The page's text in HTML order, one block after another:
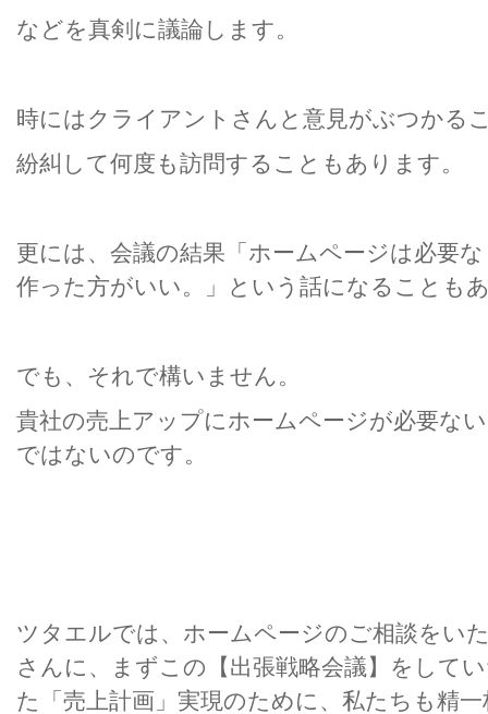
などを真剣に議論します。
時にはクライアントさんと意見がぶつかる
紛糾して何度も訪問することもあります。
更には、会議の結果「ホームページは必要
作った方がいい。」という話になることも
でも、それで構いません。
貴社の売上アップにホームページが必要な
ではないのです。
ツタエルでは、ホームページのご相談をい
さんに、まずこの【出張戦略会議】をして
た「売上計画」実現のために、私たちも精